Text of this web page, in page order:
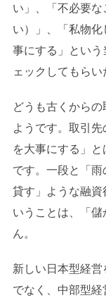
い」、「不必要
い）」、「私物
事にする」とい
ェックしてもらい
どうも古くからの
ようです。取引先
を大事にする」
です。一段と「
貸す」ような融資
いうことは、「
ん。
新しい日本型経営
でなく、中部型経